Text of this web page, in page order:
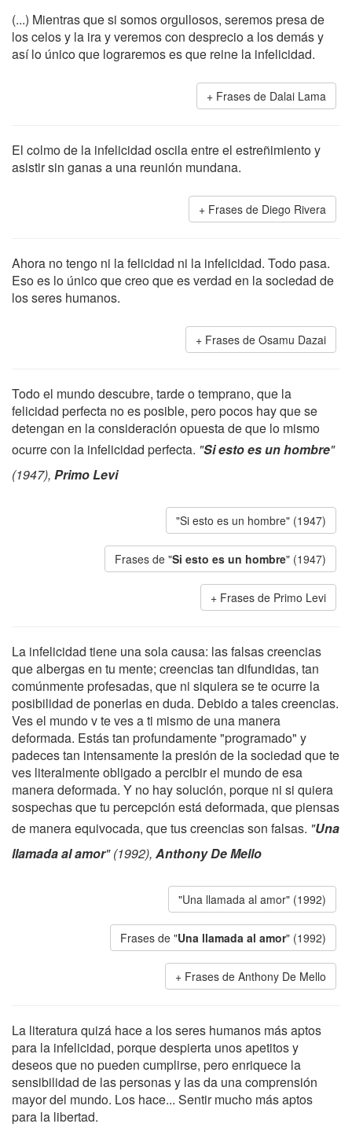
(...) Mientras que si somos orgullosos, seremos presa de
los celos y la ira y veremos con desprecio a los demás y
así lo único que lograremos es que reine la infelicidad.
Frases de Dalai Lama
El colmo de la infelicidad oscila entre el estreñimiento y
asistir sin ganas a una reunión mundana.
Frases de Diego Rivera
Ahora no tengo ni la felicidad ni la infelicidad. Todo pasa.
Eso es lo único que creo que es verdad en la sociedad de
los seres humanos.
Frases de Osamu Dazai
Todo el mundo descubre, tarde o temprano, que la
felicidad perfecta no es posible, pero pocos hay que se
detengan en la consideración opuesta de que lo mismo
ocurre con la infelicidad perfecta. "Si esto es un hombre"
(1947), Primo Levi
"Si esto es un hombre" (1947)
Frases de "Si esto es un hombre" (1947)
Frases de Primo Levi
La infelicidad tiene una sola causa: las falsas creencias
que albergas en tu mente; creencias tan difundidas, tan
comúnmente profesadas, que ni siquiera se te ocurre la
posibilidad de ponerlas en duda. Debido a tales creencias.
Ves el mundo v te ves a ti mismo de una manera
deformada. Estás tan profundamente "programado" y
padeces tan intensamente la presión de la sociedad que te
ves literalmente obligado a percibir el mundo de esa
manera deformada. Y no hay solución, porque ni si quiera
sospechas que tu percepción está deformada, que piensas
de manera equivocada, que tus creencias son falsas. "Una
llamada al amor" (1992), Anthony De Mello
"Una llamada al amor" (1992)
Frases de "Una llamada al amor" (1992)
Frases de Anthony De Mello
La literatura quizá hace a los seres humanos más aptos
para la infelicidad, porque despierta unos apetitos y
deseos que no pueden cumplirse, pero enriquece la
sensibilidad de las personas y las da una comprensión
mayor del mundo. Los hace... Sentir mucho más aptos
para la libertad.